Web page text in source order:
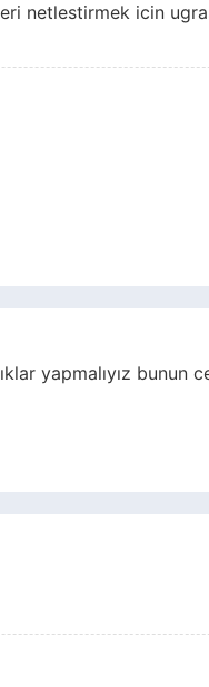
netlestirmek icin
yapmalıyız bunun